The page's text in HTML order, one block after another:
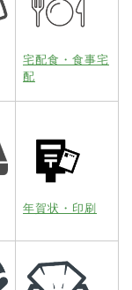
宅配食・食事宅
配
年賀状・印刷